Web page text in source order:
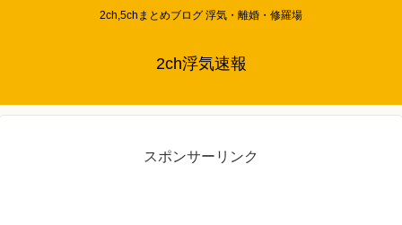
2ch,5chまとめブログ 浮気・離婚・修羅場
2ch浮気速報
スポンサーリンク